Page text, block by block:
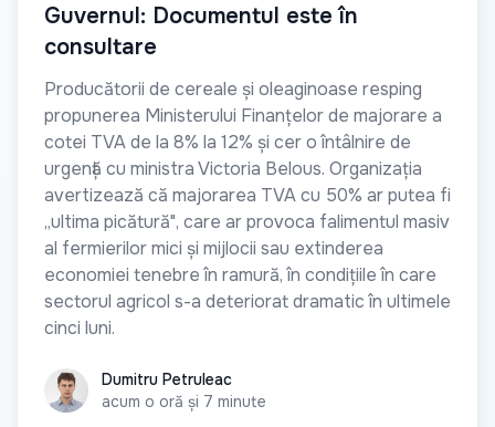
Guvernul: Documentul este în
consultare
Producătorii de cereale și oleaginoase resping
propunerea Ministerului Finanțelor de majorare a
cotei TVA de la 8% la 12% și cer o întâlnire de
urgență cu ministra Victoria Belous. Organizația
avertizează că majorarea TVA cu 50% ar putea fi
„ultima picătură", care ar provoca falimentul masiv
al fermierilor mici și mijlocii sau extinderea
economiei tenebre în ramură, în condițiile în care
sectorul agricol s-a deteriorat dramatic în ultimele
cinci luni.
Dumitru Petruleac
Dumitru Petruleac
acum o oră și 7 minute